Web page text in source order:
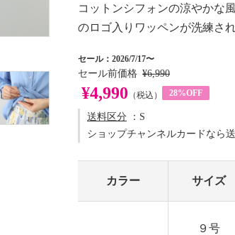
コットンシフォンの涼やかな
のロゴ入りワッペンが洗練され
セール：2026/7/17〜
セール前価格 ¥6,990
¥4,990 （税込） 28%OFF
送料区分 ：S
ショップチャンネルカードなら
カラー サイズ
９号